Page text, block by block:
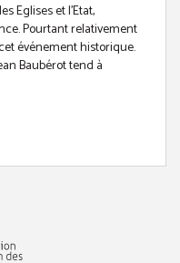
Eglises et l’Etat,
Pourtant relativement
événement historique.
Baubérot tend à